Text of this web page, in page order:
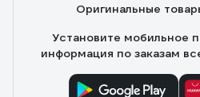
Оригинальные
Установите мобильное
информация по заказам